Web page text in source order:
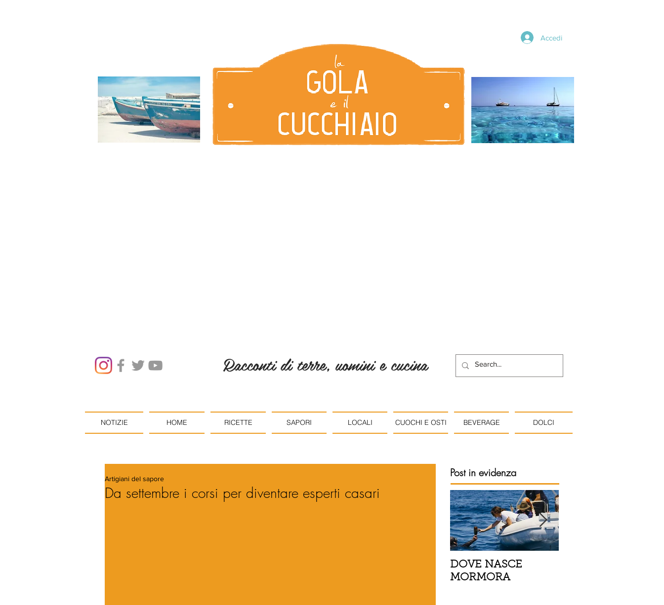
Accedi
Racconti di terre, uomini e cucina
NOTIZIE HOME RICETTE SAPORI LOCALI CUOCHI E OSTI BEVERAGE DOLCI
Da settembre i corsi per diventare esperti casari
Artigiani del sapore Post in evidenza
DOVE NASCE
MORMORA